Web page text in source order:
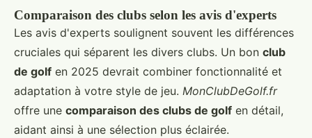
Comparaison des clubs selon les avis d'experts
Les avis d'experts soulignent souvent les différences
cruciales qui séparent les divers clubs. Un bon club
de golf en 2025 devrait combiner fonctionnalité et
adaptation à votre style de jeu. MonClubDeGolf.fr
offre une comparaison des clubs de golf en détail,
aidant ainsi à une sélection plus éclairée.